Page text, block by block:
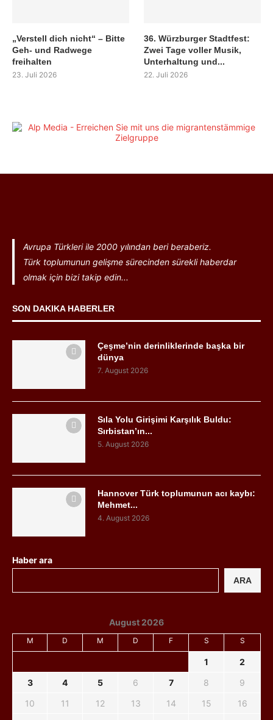
„Verstell dich nicht“ – Bitte
Geh- und Radwege
freihalten
23. Juli 2026
36. Würzburger Stadtfest:
Zwei Tage voller Musik,
Unterhaltung und...
22. Juli 2026
Avrupa Türkleri ile 2000 yılından beri beraberiz.
Türk toplumunun gelişme sürecinden sürekli haberdar
olmak için bizi takip edin...
SON DAKIKA HABERLER
Çeşme’nin derinliklerinde başka bir
dünya
7. August 2026
Sıla Yolu Girişimi Karşılık Buldu:
Sırbistan’ın...
5. August 2026
Hannover Türk toplumunun acı kaybı:
Mehmet...
4. August 2026
Haber ara
ARA
August 2026
M D M D F S S
1
2
3
4 5 6 7 8
9
10
11 12 13 14 15
16